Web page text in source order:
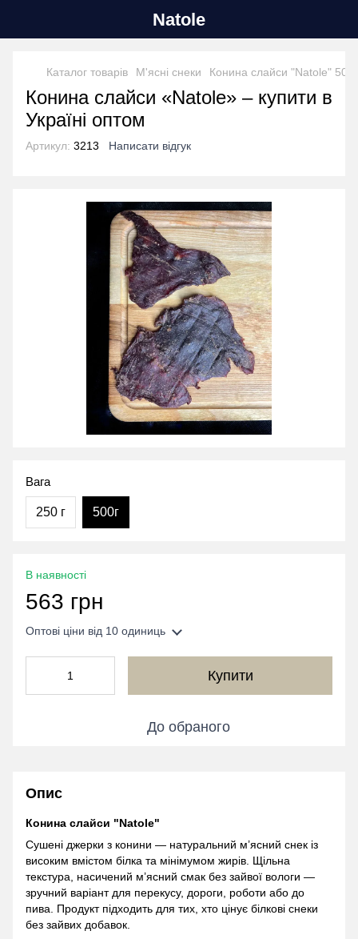
Natole
Каталог товарів М'ясні снеки Конина слайси "Natole" 500г
Конина слайси «Natole» – купити в
Україні оптом
Артикул: 3213 Написати відгук
Вага
250 г 500г
В наявності
563 грн
Оптові ціни від 10 одиниць
Купити
До обраного
Опис
Конина слайси "Natole"
Сушені джерки з конини — натуральний м’ясний снек із
високим вмістом білка та мінімумом жирів. Щільна
текстура, насичений м’ясний смак без зайвої вологи —
зручний варіант для перекусу, дороги, роботи або до
пива. Продукт підходить для тих, хто цінує білкові снеки
без зайвих добавок.